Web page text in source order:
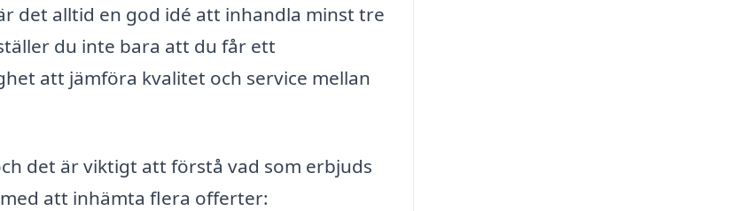
det alltid en god idé att inhandla minst tre
du inte bara att du får ett
att jämföra kvalitet och service mellan
det är viktigt att förstå vad som erbjuds
att inhämta flera offerter: